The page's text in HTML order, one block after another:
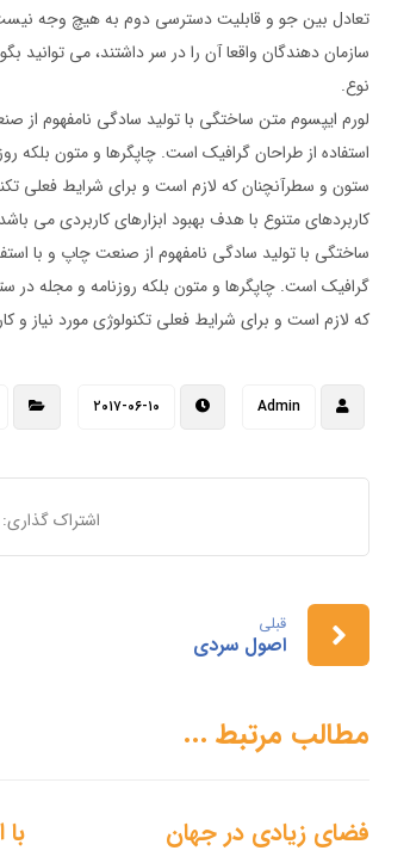
تعادل بین جو و قابلیت دسترسی دوم به هیچ وجه
سازمان دهندگان واقعا آن را در سر داشتند، می
نوع.
لورم ایپسوم متن ساختگی با تولید سادگی نامفهوم از
استفاده از طراحان گرافیک است. چاپگرها و متون بلکه
ستون و سطرآنچنان که لازم است و برای شرایط فعلی
کاربردهای متنوع با هدف بهبود ابزارهای کاربردی می
ساختگی با تولید سادگی نامفهوم از صنعت چاپ و با
گرافیک است. چاپگرها و متون بلکه روزنامه و مجله در
که لازم است و برای شرایط فعلی تکنولوژی مورد نیاز و
Admin ۲۰۱۷-۰۶-۱۰
قبلی
اصول سردی
مطالب مرتبط ...
فضای زیادی در جهان